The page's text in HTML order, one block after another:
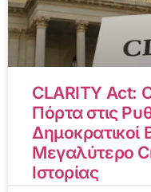
CLARITY Act:
Πόρτα στις
Μεγαλύτερο
Ιστορίας